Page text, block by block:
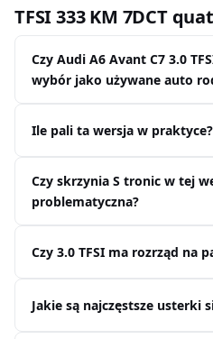
TFSI 333 KM 7DCT
Czy Audi A6 Avant C7 3.0
wybór jako używane auto
Ile pali ta wersja w praktyce?
Czy skrzynia S tronic w tej
problematyczna?
Czy 3.0 TFSI ma rozrząd na
Jakie są najczęstsze usterki